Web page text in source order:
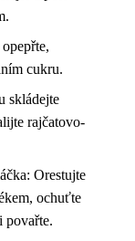
cukru.
skládejte
rajčatovo-
Orestujte
ochuťte
povařte.